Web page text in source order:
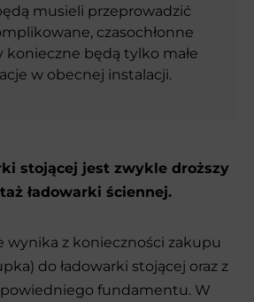
musieli przeprowadzić
czasochłonne
konieczne będą tylko małe
w obecnej instalacji.
stojącej jest zwykle droższy
ładowarki ściennej.
wynika z konieczności zakupu
do ładowarki stojącej oraz z
fundamentu. W